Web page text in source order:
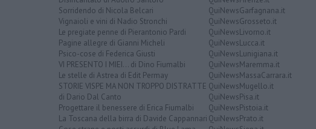
Sorridendo di Nicola Belcari
Vignaioli e vini di Nadio Stronchi
Le pregiate penne di Pierantonio Pardi
Pagine allegre di Gianni Micheli
Psico-cose di Federica Giusti
VI PRESENTO I MIEI... di Dino Fiumalbi
Le stelle di Astrea di Edit Permay
STORIE VISPE MA NON TROPPO DISTRATTE
di Dario Dal Canto
Progettare il benessere di Erica Fiumalbi
La Toscana della birra di Davide Cappannari
QuiNewsGarfagnana.it
QuiNewsGrosseto.it
QuiNewsLivorno.it
QuiNewsLucca.it
QuiNewsLunigiana.it
QuiNewsMaremma.it
QuiNewsMassaCarrara.it
QuiNewsMugello.it
QuiNewsPisa.it
QuiNewsPistoia.it
QuiNewsPrato.it